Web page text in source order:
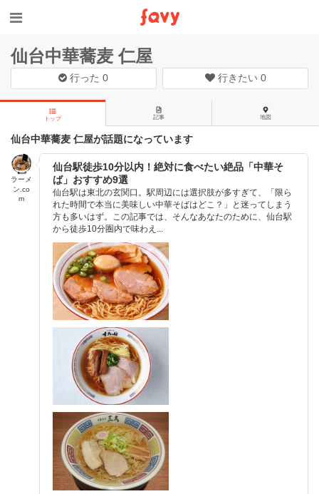
仙台中華蕎麦 仁屋
行った0 行きたい 0
トップ 記事 地図
仙台中華蕎麦 仁屋が話題になっています
ラーメ
ン.co
m
仙台駅徒歩10分以内！絶対に食べたい絶品「中華そ
ば」おすすめ9選
仙台駅は東北の玄関口。駅周辺には選択肢が多すぎて、「限ら
れた時間で本当に美味しい中華そばはどこ？」と迷ってしまう
方も多いはず。この記事では、そんなあなたのために、仙台駅
から徒歩10分圏内で味わえ...